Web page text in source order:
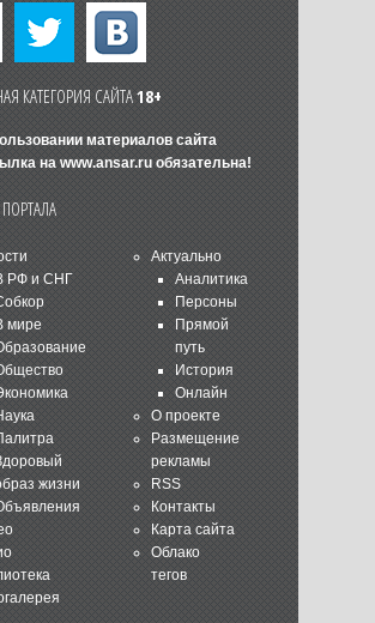
КАТЕГОРИЯ САЙТА18+
материалов сайта
на www.ansar.ruобязательна!
РФ и СНГ
мире
жизни
Актуально
Аналитика
Персоны
Прямой
путь
История
Онлайн
О проекте
Размещение
рекламы
RSS
Контакты
Карта сайта
Облако
тегов